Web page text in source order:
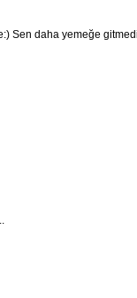
Sen daha yemeğe